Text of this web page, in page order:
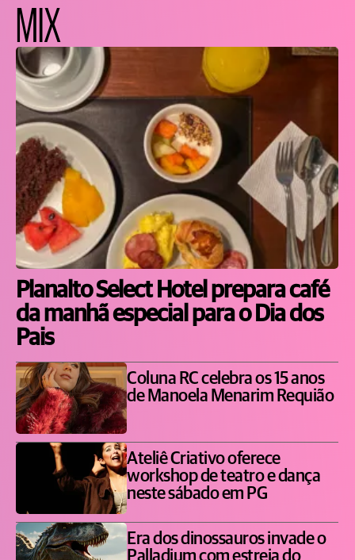
MIX
Planalto Select Hotel prepara café
da manhã especial para o Dia dos
Pais
Coluna RC celebra os 15 anos
de Manoela Menarim Requião
Ateliê Criativo oferece
workshop de teatro e dança
neste sábado em PG
Era dos dinossauros invade o